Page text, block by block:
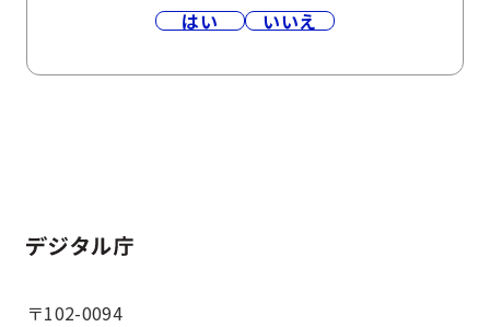
はい いいえ
ホーム
〒102-0094